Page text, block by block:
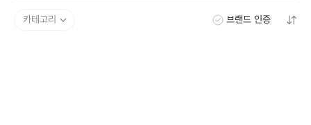
카테고리 브랜드 인증